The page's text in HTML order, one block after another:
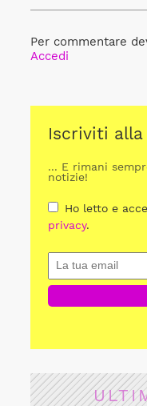
Per commentare
Accedi
Iscriviti
... E rimani
notizie!
Ho letto e
privacy.